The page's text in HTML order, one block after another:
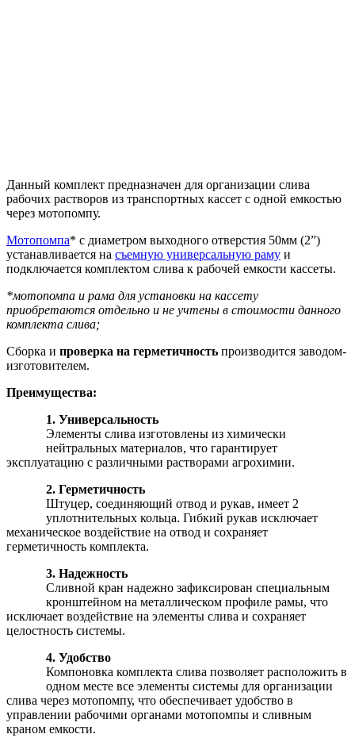
Данный комплект предназначен для организации слива
рабочих растворов из транспортных кассет с одной емкостью
через мотопомпу.
Мотопомпа* с диаметром выходного отверстия 50мм (2”)
устанавливается на съемную универсальную раму и
подключается комплектом слива к рабочей емкости кассеты.
*мотопомпа и рама для установки на кассету
приобретаются отдельно и не учтены в стоимости данного
комплекта слива;
Сборка и проверка на герметичность производится заводом-
изготовителем.
Преимущества:
1. Универсальность
Элементы слива изготовлены из химически
нейтральных материалов, что гарантирует
эксплуатацию с различными растворами агрохимии.
2. Герметичность
Штуцер, соединяющий отвод и рукав, имеет 2
уплотнительных кольца. Гибкий рукав исключает
механическое воздействие на отвод и сохраняет
герметичность комплекта.
3. Надежность
Сливной кран надежно зафиксирован специальным
кронштейном на металлическом профиле рамы, что
исключает воздействие на элементы слива и сохраняет
целостность системы.
4. Удобство
Компоновка комплекта слива позволяет расположить в
одном месте все элементы системы для организации
слива через мотопомпу, что обеспечивает удобство в
управлении рабочими органами мотопомпы и сливным
краном емкости.